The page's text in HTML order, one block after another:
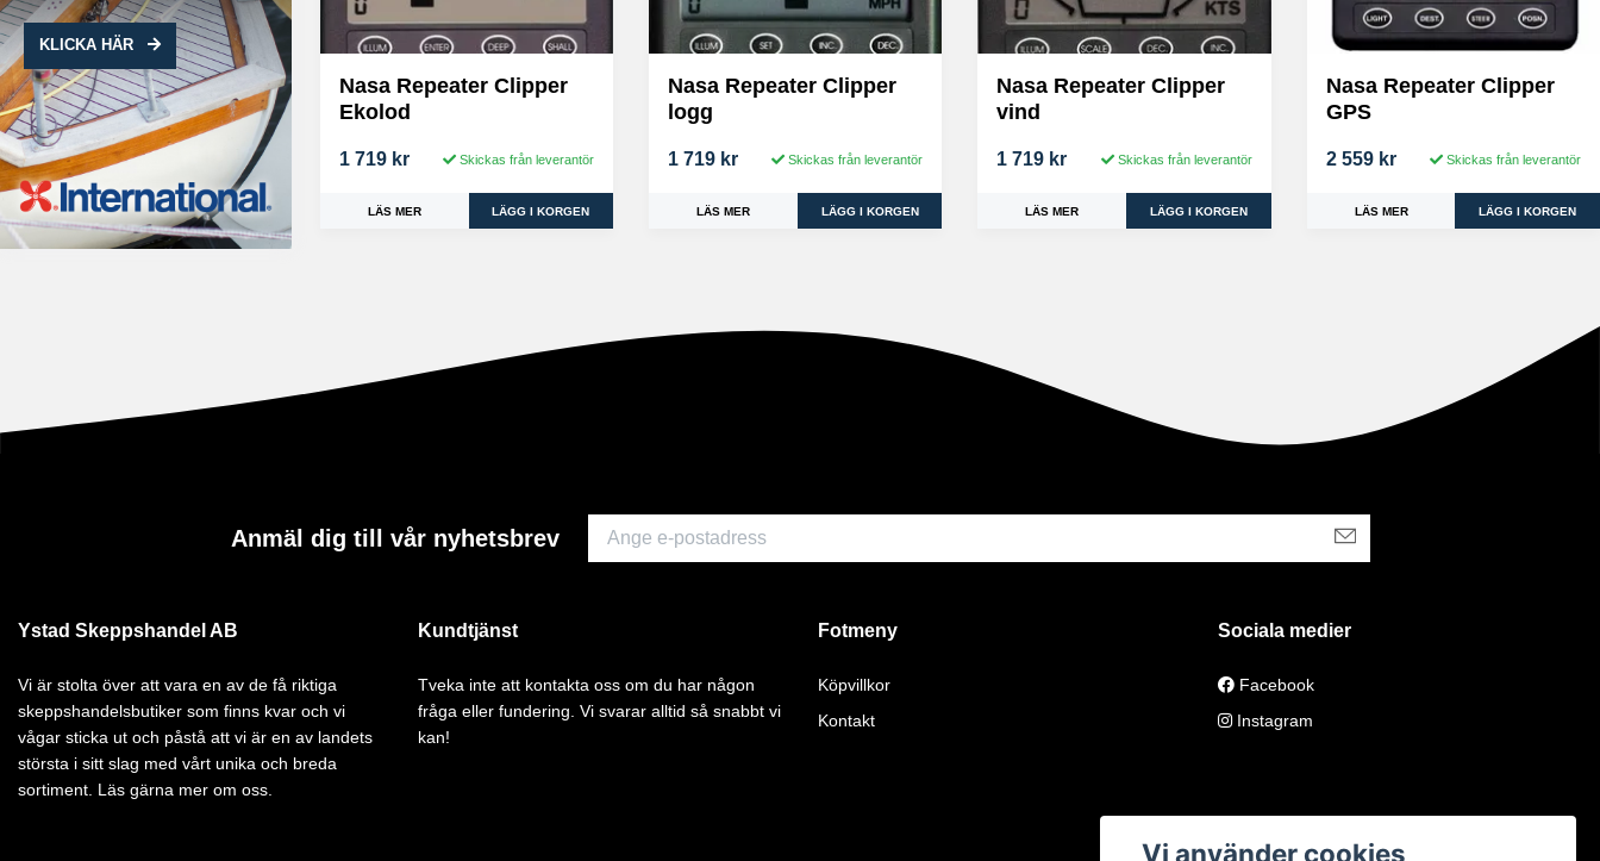
KLICKA HÄR
Nasa Repeater Clipper
Ekolod
1 719 kr Skickas från leverantör
LÄS MER
Nasa Repeater Clipper
logg
1 719 kr Skickas från leverantör
LÄS MER
Nasa Repeater Clipper
vind
1 719 kr Skickas från leverantör
LÄS MER
Nasa Repeater Clipper
GPS
2 559 kr Skickas från leverantör
LÄS MER
Anmäl dig till vår nyhetsbrev
Ystad Skeppshandel AB
Vi är stolta över att vara en av de få riktiga
skeppshandelsbutiker som finns kvar och vi
vågar sticka ut och påstå att vi är en av landets
största i sitt slag med vårt unika och breda
sortiment. Läs gärna mer om oss.
Kundtjänst
Tveka inte att kontakta oss om du har någon
fråga eller fundering. Vi svarar alltid så snabbt vi
kan!
Fotmeny
Köpvillkor
Kontakt
Sociala medier
Facebook
Instagram
Vi använder cookies